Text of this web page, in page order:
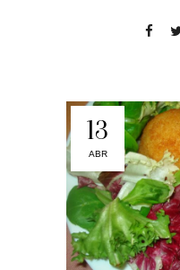
13
ABR